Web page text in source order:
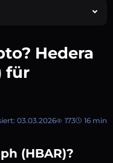
5 min
| AEXchanger
für Anfänger erklärt
Hedera
für
03.03.2026 173 16 min
(HBAR)?